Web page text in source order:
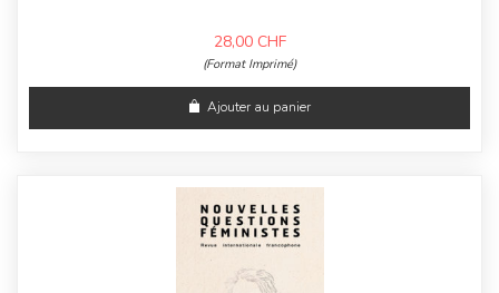
28,00 CHF
(Format Imprimé)
Ajouter au panier